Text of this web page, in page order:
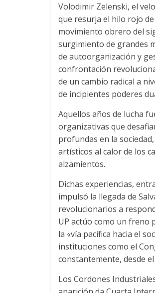
Volodimir Zelenski, el
que resurja el hilo rojo
movimiento obrero del
surgimiento de grandes
de autoorganización y
confrontación
de un cambio radical a
de incipientes poderes
Aquellos años de lucha
organizativas que
profundas en la sociedad,
artísticos al calor de los
alzamientos.
Dichas experiencias,
impulsó la llegada de
revolucionarios a
UP actúo como un freno
la «vía pacífica hacia el
instituciones como el
constantemente, desde
Los Cordones